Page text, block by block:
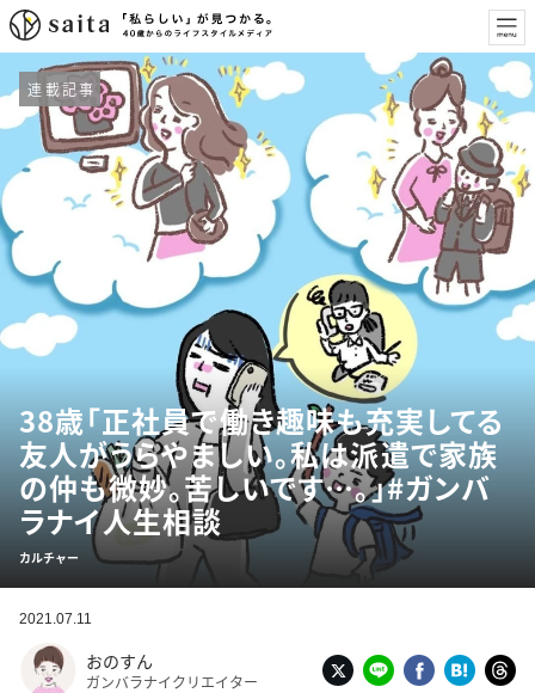
連載記事
38歳「正社員で働き趣味も充実してる
友人がうらやましい。私は派遣で家族
の仲も微妙。苦しいです…。」#ガンバ
ラナイ人生相談
カルチャー
2021.07.11
おのすん
ガンバラナイクリエイター